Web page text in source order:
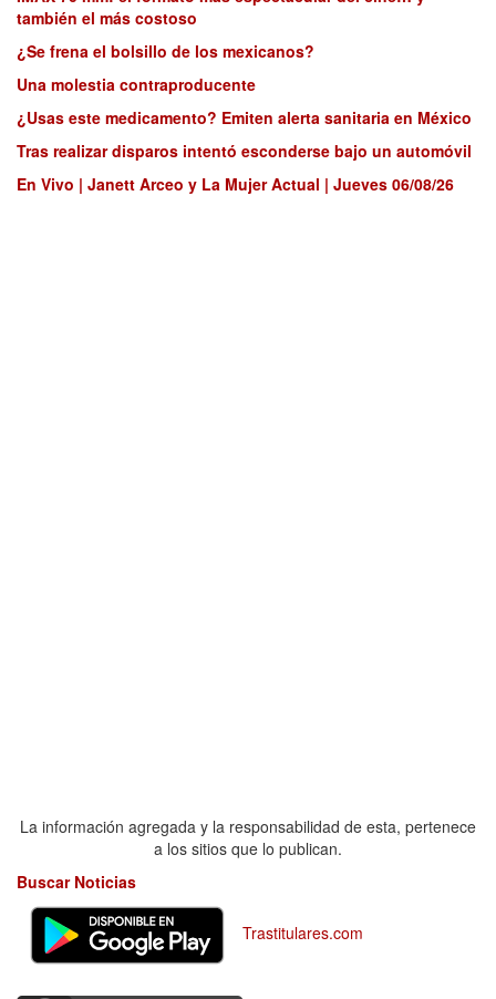
también el más costoso
¿Se frena el bolsillo de los mexicanos?
Una molestia contraproducente
¿Usas este medicamento? Emiten alerta sanitaria en México
Tras realizar disparos intentó esconderse bajo un automóvil
En Vivo | Janett Arceo y La Mujer Actual | Jueves 06/08/26
La información agregada y la responsabilidad de esta, pertenece
a los sitios que lo publican.
Buscar Noticias
Trastitulares.com